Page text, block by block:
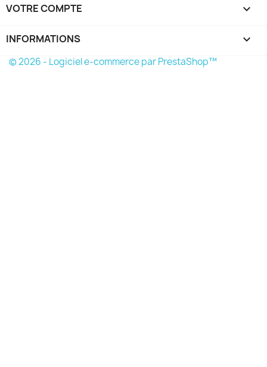
VOTRE COMPTE 
INFORMATIONS keyboard_arrow_down
© 2026 - Logiciel e-commerce par PrestaShop™